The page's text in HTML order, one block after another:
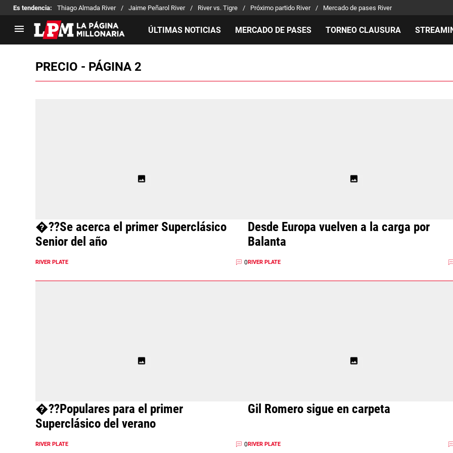
Es tendencia: Thiago Almada River Jaime Peñarol River River vs. Tigre Próximo partido River Mercado de pases River
ÚLTIMAS NOTICIAS MERCADO DE PASES TORNEO CLAUSURA
LIGA PROFESIONAL
TORNEOS
PRECIO - PÁGINA 2
�??Se acerca el primer Superclásico
Senior del año
RIVER PLATE 0
Desde Europa vuelven a la carga por
Balanta
RIVER PLATE
�??Populares para el primer
Superclásico del verano
RIVER PLATE 0
Gil Romero sigue en carpeta
RIVER PLATE